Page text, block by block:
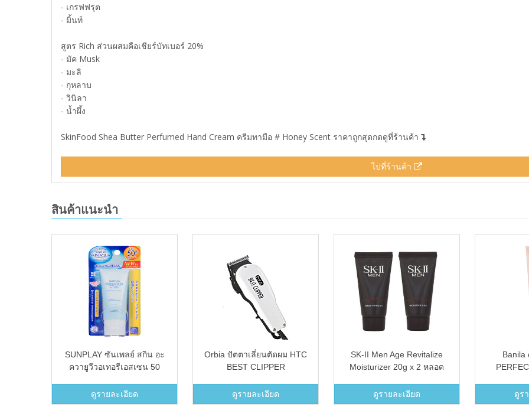
- เกรฟฟรุต
- มิ้นท์
สูตร Rich ส่วนผสมคือเชียร์บัทเบอร์ 20%
- มัค Musk
- มะลิ
- กุหลาบ
- วินิลา
- น้ำผึ้ง
SkinFood Shea Butter Perfumed Hand Cream ครีมทามือ # Honey Scent ราคาถูกสุดกดดูที่ร้านค้า
ไปที่ร้านค้า
สินค้าแนะนำ
SUNPLAY ซันเพลย์ สกิน อะ
ควายูวีวอเทอรีเอสเซน 50
ดูรายละเอียด
Orbia ปัตตาเลี่ยนตัดผม HTC
BEST CLIPPER
ดูรายละเอียด
SK-II Men Age Revitalize
Moisturizer 20g x 2 หลอด
ดูรายละเอียด
Banila
ดูร